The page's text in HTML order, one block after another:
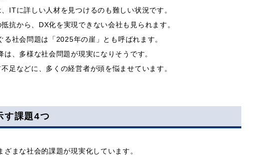
ITに詳しい人材を見つけるのも難しい状況です。
抗から、DX化を実現できない会社も見られます。
る社会問題は「2025年の崖」とも呼ばれます。
は、多様な社会問題が現実になりそうです。
足などに、多くの経営者が頭を悩ませています。
す課題4つ
まな社会的課題が現実化しています。